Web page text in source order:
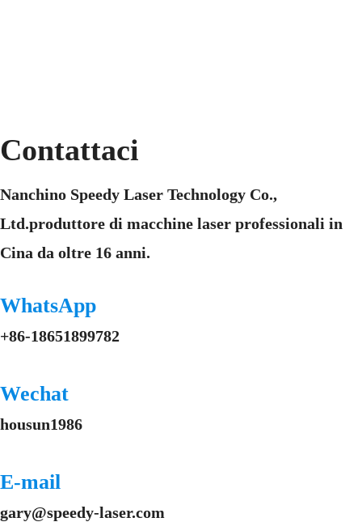
Contattaci
Nanchino Speedy Laser Technology Co.,
Ltd.produttore di macchine laser professionali in
Cina da oltre 16 anni.
WhatsApp
+86-18651899782
Wechat
housun1986
E-mail
gary@speedy-laser.com